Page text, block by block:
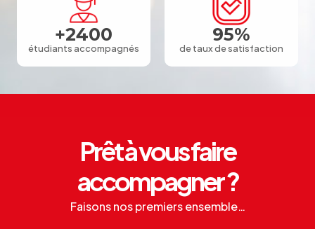
étudiants accompagnés
+2400
de taux de satisfaction
95%
Prêt à vous faire
accompagner ?
Faisons nos premiers ensemble…